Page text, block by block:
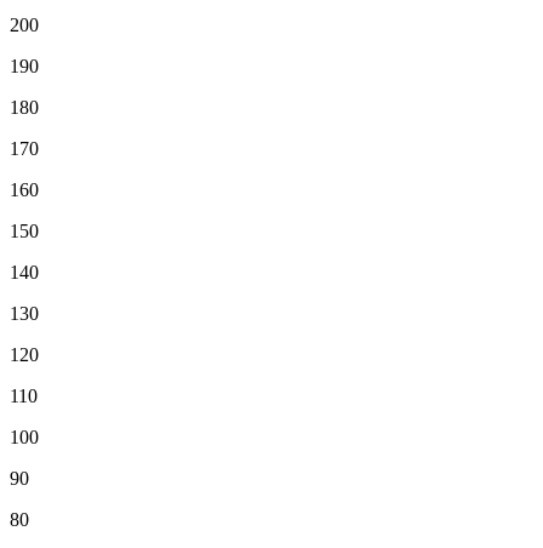
200
190
180
170
160
150
140
130
120
110
100
90
80